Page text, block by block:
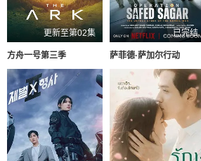
更新至第02集
方舟一号第三季
已完结
萨菲德·萨加尔行动